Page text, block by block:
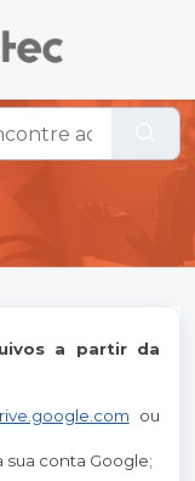
a partir da
ou
sua conta Google;